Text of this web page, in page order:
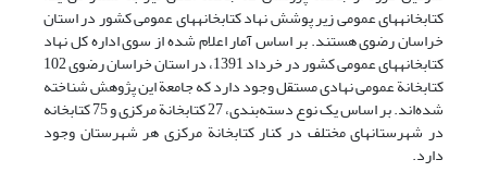
کتابخانه‎های ‎عمومی زیر پوشش نهاد کتابخانه‎های ‎عمومی کشور در استان
خراسان رضوی هستند. بر اساس آمار اعلام شده از سوی اداره کل نهاد
کتابخانه‎های ‎عمومی کشور در خرداد 1391، در استان خراسان رضوی 102
کتابخانة عمومی نهادی مستقل وجود دارد که جامعة این پژوهش ‎شناخته
شده‌اند. بر اساس یک نوع دسته‌بندی، 27 کتابخانة مرکزی و 75 کتابخانه
در شهرستان‎های ‎مختلف در کنار کتابخانة مرکزی هر شهرستان وجود
دارد.